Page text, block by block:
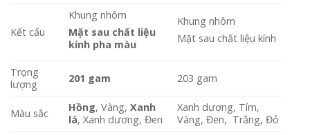
Kết cấu
Khung nhôm
Mặt sau chất liệu
kính pha màu
Khung nhôm
Mặt sau chất liệu kính
Trọng
lượng
201 gam 203 gam
Màu sắc Hồng, Vàng,Xanh
lá, Xanh dương, Đen
Xanh dương, Tím,
Vàng, Đen, Trắng, Đỏ